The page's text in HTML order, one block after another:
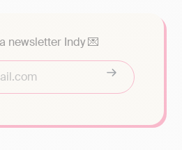
newsletter Indy 💌